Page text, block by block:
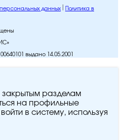
данных
Политика в
выдано 14.05.2001
закрытым разделам
на профильные
в систему, используя